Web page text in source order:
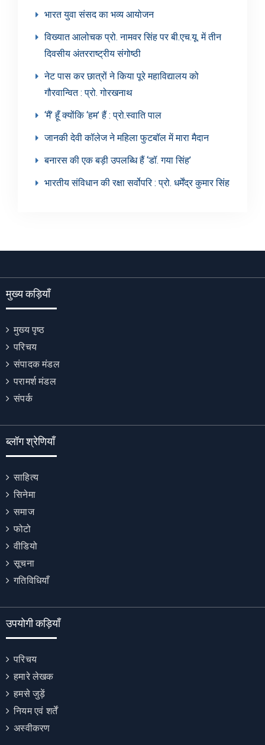
भारत युवा संसद का भव्य आयोजन
विख्यात आलोचक प्रो. नामवर सिंह पर बी.एच.यू. में तीन
दिवसीय अंतरराष्ट्रीय संगोष्ठी
नेट पास कर छात्रों ने किया पूरे महाविद्यालय को
गौरवान्वित : प्रो. गोरखनाथ
‘मैं’ हूँ क्योंकि ‘हम’ हैं : प्रो.स्वाति पाल
जानकी देवी कॉलेज ने महिला फुटबॉल में मारा मैदान
बनारस की एक बड़ी उपलब्धि हैं ‘डॉ. गया सिंह’
भारतीय संविधान की रक्षा सर्वोपरि : प्रो. धर्मेंद्र कुमार सिंह
मुख्य कड़ियाँ
मुख्य पृष्ठ
परिचय
संपादक मंडल
परामर्श मंडल
संपर्क
ब्लॉग श्रेणियाँ
साहित्य
सिनेमा
समाज
फोटो
वीडियो
सूचना
गतिविधियाँ
उपयोगी कड़ियाँ
परिचय
हमारे लेखक
हमसे जुड़ें
नियम एवं शर्तें
अस्वीकरण